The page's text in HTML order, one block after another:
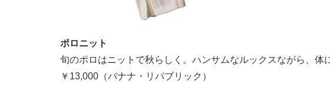
ポロニット
旬のポロはニットで秋らしく。ハンサムなルックスながら、体
￥13,000（バナナ・リパブリック）